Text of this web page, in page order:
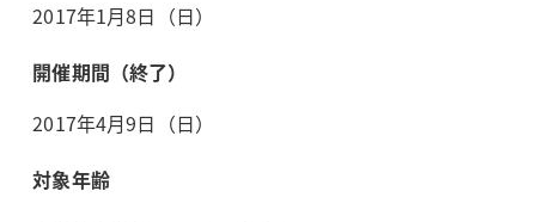
2017年1月8日（日）
開催期間（終了）
2017年4月9日（日）
対象年齢